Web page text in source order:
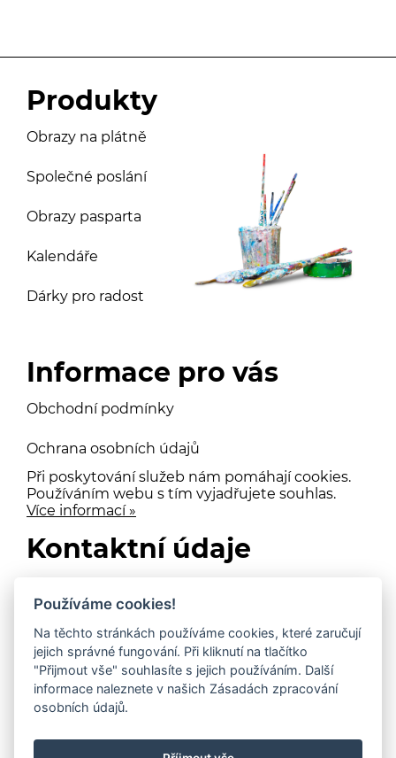
Produkty
Obrazy na plátně
Společné poslání
Obrazy pasparta
Kalendáře
Dárky pro radost
Informace pro vás
Obchodní podmínky
Ochrana osobních údajů
Při poskytování služeb nám pomáhají cookies.
Používáním webu s tím vyjadřujete souhlas.
Více informací »
Kontaktní údaje
info@cestazasvetlem.cz
+420 603 117 326
IČO: 06543227
Používáme cookies!
Na těchto stránkách používáme cookies, které zaručují
jejich správné fungování. Při kliknutí na tlačítko
"Přijmout vše" souhlasíte s jejich používáním. Další
informace naleznete v našich Zásadách zpracování
osobních údajů.